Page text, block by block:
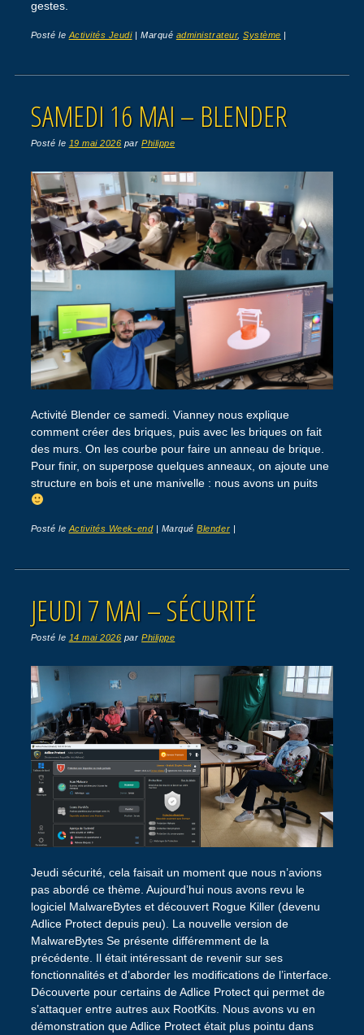
gestes.
Posté le Activités Jeudi |Marqué administrateur,Système |
SAMEDI 16 MAI – BLENDER
Posté le 19 mai 2026 parPhilippe
Activité Blender ce samedi. Vianney nous explique
comment créer des briques, puis avec les briques on fait
des murs. On les courbe pour faire un anneau de brique.
Pour finir, on superpose quelques anneaux, on ajoute une
structure en bois et une manivelle : nous avons un puits
Posté leActivités Week-end MarquéBlender
JEUDI 7 MAI – SÉCURITÉ
Posté le 14 mai 2026 parPhilippe
Jeudi sécurité, cela faisait un moment que nous n’avions
pas abordé ce thème. Aujourd’hui nous avons revu le
logiciel MalwareBytes et découvert Rogue Killer (devenu
Adlice Protect depuis peu). La nouvelle version de
MalwareBytes Se présente différemment de la
précédente. Il était intéressant de revenir sur ses
fonctionnalités et d’aborder les modifications de l’interface.
Découverte pour certains de Adlice Protect qui permet de
s’attaquer entre autres aux RootKits. Nous avons vu en
démonstration que Adlice Protect était plus pointu dans